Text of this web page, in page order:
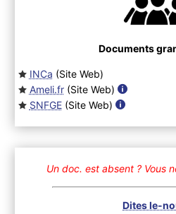
Documents
INCa (Site Web)
Ameli.fr(Site Web)
SNFGE(Site Web)
Un doc. est absent ? Vous
Dites le-